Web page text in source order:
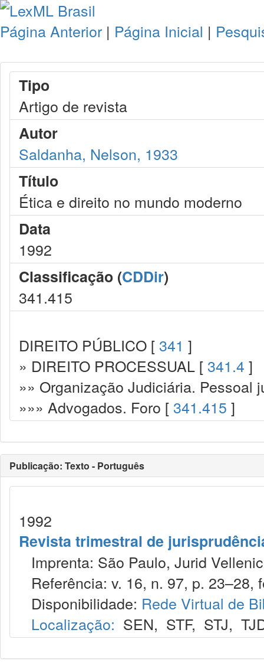
Página Anterior | Página Inicial |
Tipo
Artigo de revista
Autor
Saldanha, Nelson, 1933
Título
Ética e direito no mundo moderno
Data
1992
Classificação (CDDir)
341.415
DIREITO PÚBLICO [ 341 ]
» DIREITO PROCESSUAL [ 341.4 ]
»» Organização Judiciária. Pessoal
»»» Advogados. Foro [ 341.415 ]
Publicação: Texto - Português
1992
Revista trimestral de
Imprenta: São Paulo, Jurid
Referência: v. 16, n. 97, p. 23–28,
Disponibilidade: Rede Virtual de
Localização: SEN, STF, STJ,